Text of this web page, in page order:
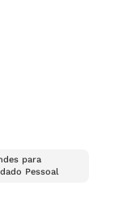
para
Pessoal